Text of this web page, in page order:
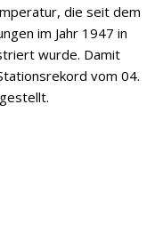
die seit dem
im Jahr 1947 in
wurde. Damit
vom 04.